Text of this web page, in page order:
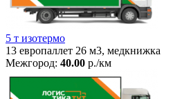
5 т изотермо
13 европаллет 26 м3, медкнижка
Межгород: 40.00 р./км